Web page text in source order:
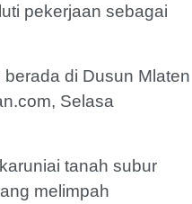
pekerjaan sebagai
di Dusun Mlaten
Selasa
tanah subur
melimpah